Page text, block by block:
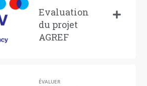
Evaluation
du projet
AGREF
ÉVALUER